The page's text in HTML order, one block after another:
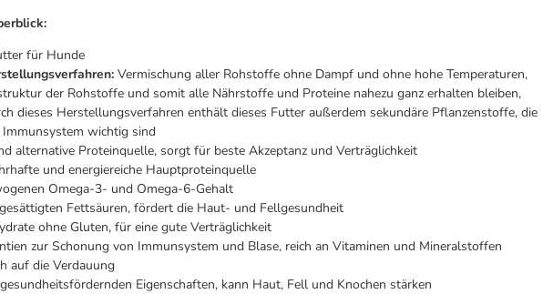
für Hunde
Vermischung aller Rohstoffe ohne Dampf und ohne hohe Temperaturen,
der Rohstoffe und somit alle Nährstoffe und Proteine nahezu ganz erhalten bleiben,
dieses Herstellungsverfahren enthält dieses Futter außerdem sekundäre Pflanzenstoffe, die
wichtig sind
alternative Proteinquelle, sorgt für beste Akzeptanz und Verträglichkeit
und energiereiche Hauptproteinquelle
Omega-3- und Omega-6-Gehalt
Fettsäuren, fördert die Haut- und Fellgesundheit
ohne Gluten, für eine gute Verträglichkeit
zur Schonung von Immunsystem und Blase, reich an Vitaminen und Mineralstoffen
auf die Verdauung
Eigenschaften, kann Haut, Fell und Knochen stärken